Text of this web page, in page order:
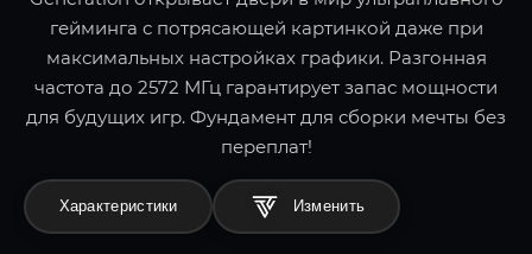
гейминга с потрясающей картинкой даже при
максимальных настройках графики. Разгонная
частота до 2572 МГц гарантирует запас мощности
для будущих игр. Фундамент для сборки мечты без
переплат!
Характеристики